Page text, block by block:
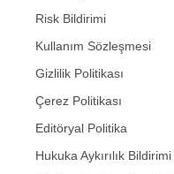
Risk Bildirimi
Kullanım Sözleşmesi
Gizlilik Politikası
Çerez Politikası
Editöryal Politika
Hukuka Aykırılık Bildirimi